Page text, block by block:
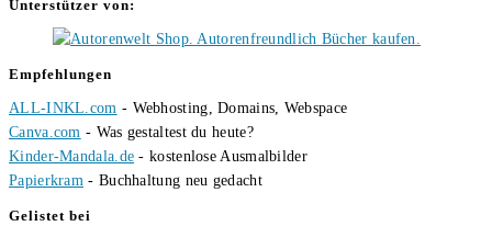
Unterstützer von:
Empfehlungen
ALL-INKL.com - Webhosting, Domains, Webspace
Canva.com - Was gestaltest du heute?
Kinder-Mandala.de - kostenlose Ausmalbilder
Papierkram - Buchhaltung neu gedacht
Gelistet bei